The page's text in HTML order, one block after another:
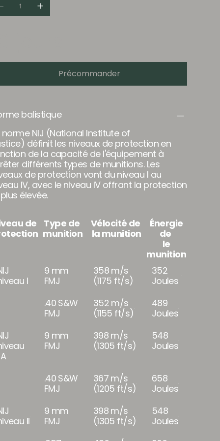
Précommander
balistique
norme NIJ (National Institute of
définit les niveaux de protection en
de la capacité de l'équipement à
différents types de munitions. Les
de protection vont du niveau I au
IV, avec le niveau IV offrant la protection
élevée.
de
Type de
munition
Vélocité de
la munition
Énergie
de
le
munition
I
9 mm
FMJ
358 m/s
(1175 ft/s)
352
Joules
.40 S&W
FMJ
352 m/s
(1155 ft/s)
489
Joules
9 mm
FMJ
398 m/s
(1305 ft/s)
548
Joules
.40 S&W
FMJ
367 m/s
(1205 ft/s)
658
Joules
II
9 mm
FMJ
398 m/s
(1305 ft/s)
548
Joules